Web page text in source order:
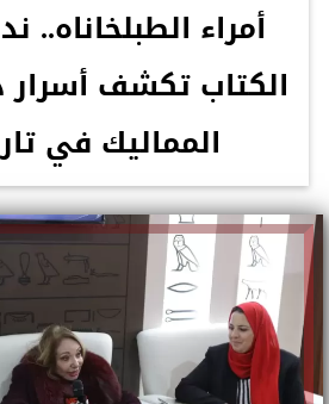
أمراء
الكتاب تكشف
المماليك في